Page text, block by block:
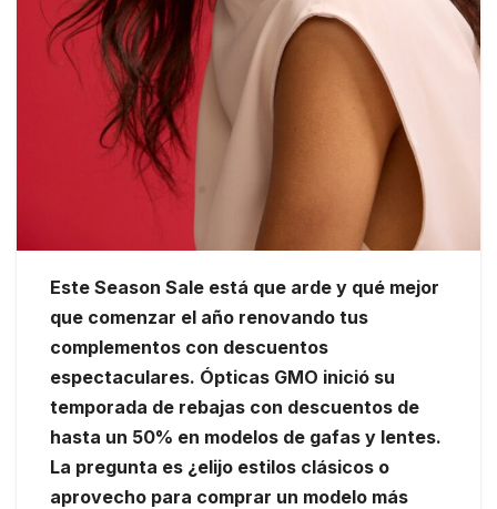
Este Season Sale está que arde y qué mejor
que comenzar el año renovando tus
complementos con descuentos
espectaculares. Ópticas GMO inició su
temporada de rebajas con descuentos de
hasta un 50% en modelos de gafas y lentes.
La pregunta es ¿elijo estilos clásicos o
aprovecho para comprar un modelo más